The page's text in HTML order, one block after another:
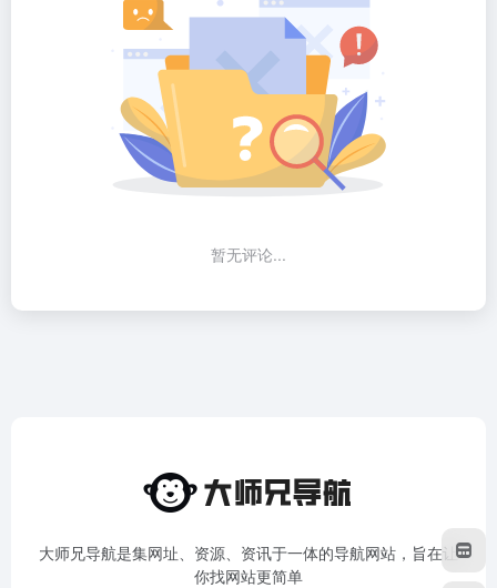
暂无评论...
大师兄导航是集网址、资源、资讯于一体的导航网站，旨在让
你找网站更简单